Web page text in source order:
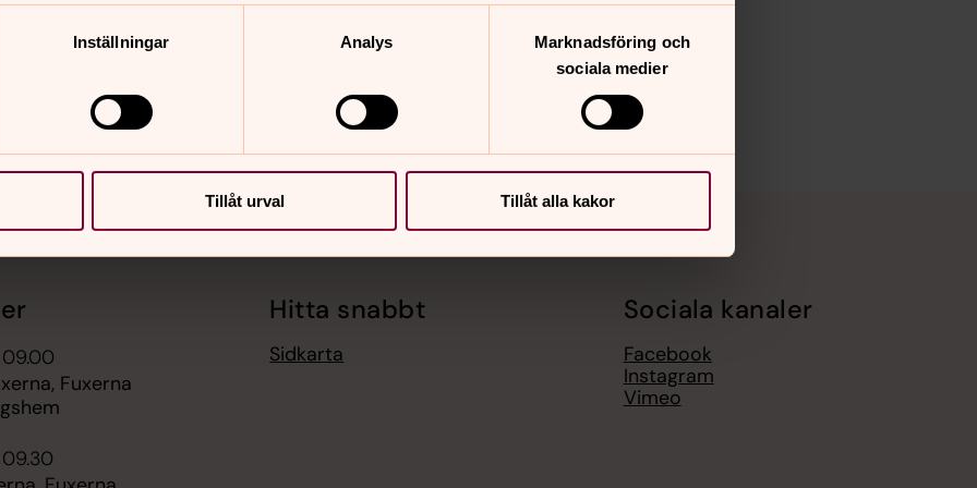
Inställningar Analys
Marknadsföring och
sociala medier
Tillåt urval Tillåt alla kakor
09.00
Fuxerna
09.30
Hitta snabbt
Sidkarta
Sociala kanaler
Facebook
Instagram
Vimeo